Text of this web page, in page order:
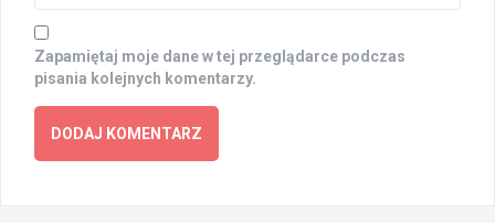
Zapamiętaj moje dane w tej przeglądarce podczas
pisania kolejnych komentarzy.